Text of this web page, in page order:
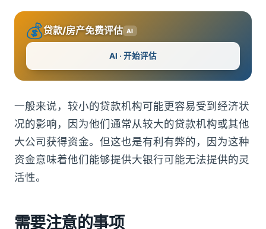
💰贷款/房产免费评估 AI
AI · 开始评估
一般来说，较小的贷款机构可能更容易受到经济状
况的影响，因为他们通常从较大的贷款机构或其他
大公司获得资金。但这也是有利有弊的，因为这种
资金意味着他们能够提供大银行可能无法提供的灵
活性。
需要注意的事项